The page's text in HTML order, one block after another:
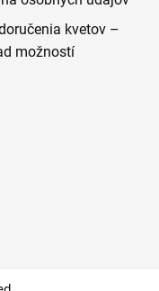
kvetov –
možností